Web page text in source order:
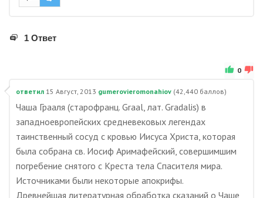
1 Ответ
0
ответил 15 Август, 2013 gumerovieromonahiov (42,440 баллов)
Чаша Грааля (старофранц. Graal, лат. Gradalis) в
западноевропейских средневековых легендах
таинственный сосуд с кровью Иисуса Христа, которая
была собрана св. Иосиф Аримафейский, совершимшим
погребение снятого с Креста тела Спасителя мира.
Источниками были некоторые апокрифы.
Древнейшая литературная обработка сказаний о Чаше